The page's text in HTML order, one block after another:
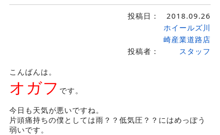
投稿日： 2018.09.26
投稿者：
ホイールズ川
崎産業道路店
スタッフ
こんばんは。
オガフ です。
今日も天気が悪いですね。
片頭痛持ちの僕としては雨？？低気圧？？にはめっぽう
弱いです。